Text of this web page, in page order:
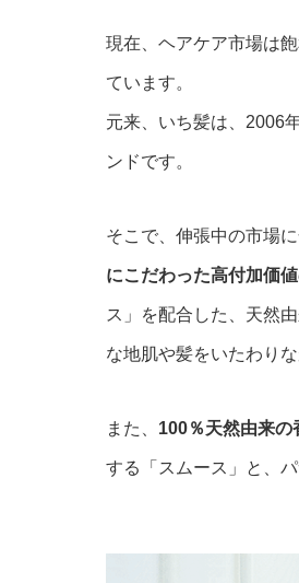
現在、ヘアケア市場は
ています。
元来、いち髪は、2006
ンドです。
そこで、伸張中の市場
にこだわった高付加価
ス」を配合した、天然
な地肌や髪をいたわり
また、 100％天然由来の
する「スムース」と、